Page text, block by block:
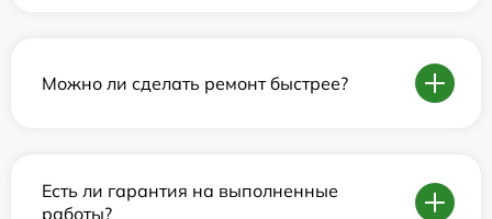
Можно ли сделать ремонт быстрее?
Есть ли гарантия на выполненные
работы?